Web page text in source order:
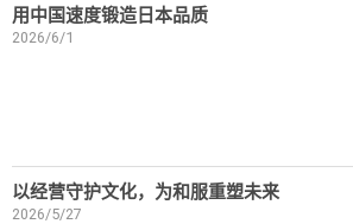
用中国速度锻造日本品质
2026/6/1
以经营守护文化，为和服重塑未来
2026/5/27